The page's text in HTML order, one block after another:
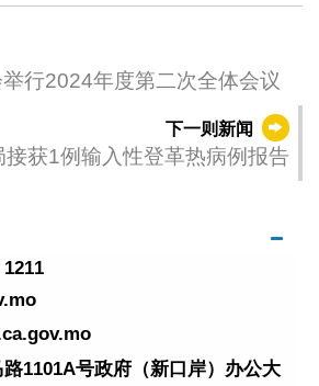
行2024年度第二次全体会议
下一则新闻
接获1例输入性登革热病例报告
1211
1101A号政府（新口岸）办公大